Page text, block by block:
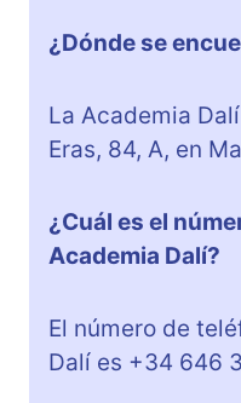
¿Dónde se
La Academia
Eras, 84, A, en
¿Cuál es el
Academia Dalí?
El número de
Dalí es +34 646